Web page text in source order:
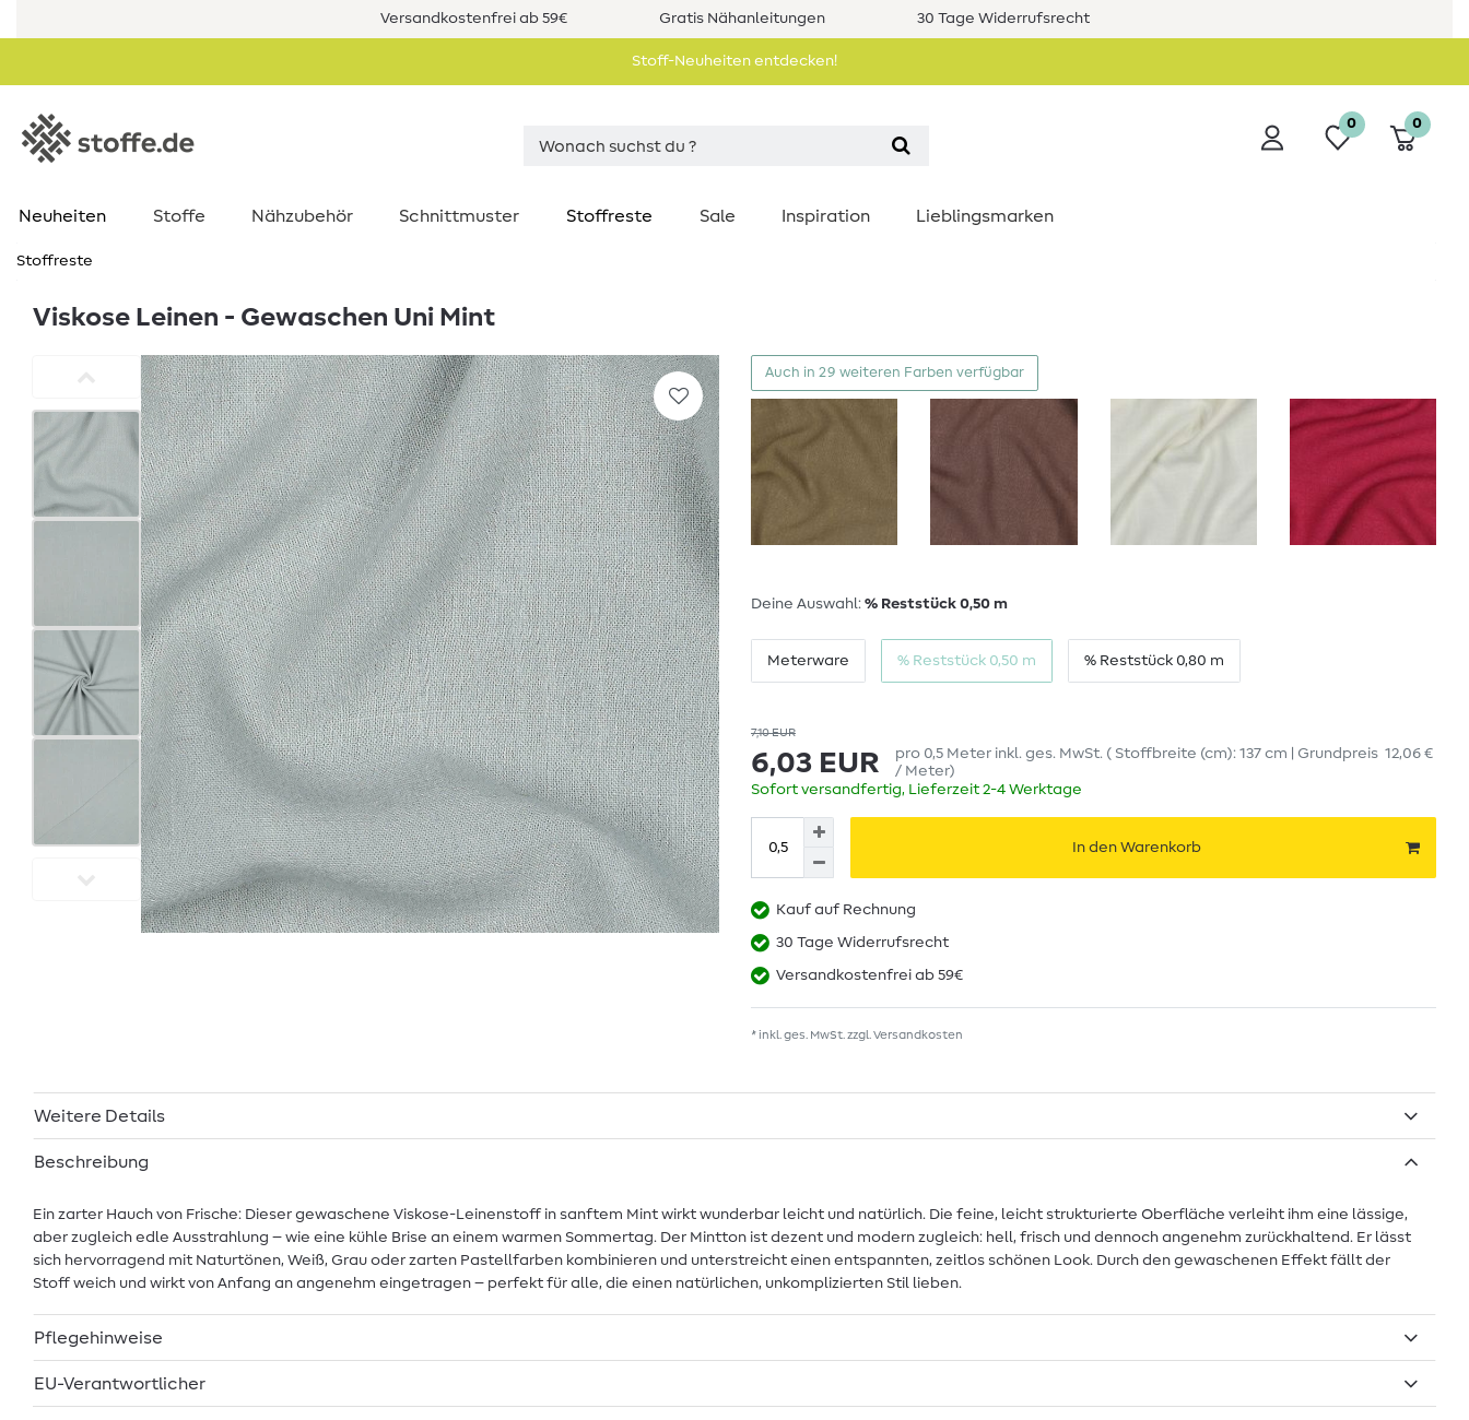
Versandkostenfrei ab 59€ Gratis Nähanleitungen 30 Tage Widerrufsrecht
Stoff-Neuheiten entdecken!
0 0
Neuheiten Stoffe Nähzubehör Schnittmuster Stoffreste Sale Inspiration Lieblingsmarken
Stoffreste
Viskose Leinen - Gewaschen Uni Mint
Auch in 29 weiteren Farben verfügbar
Deine Auswahl: % Reststück 0,50 m
Meterware % Reststück 0,50 m % Reststück 0,80 m
7,10 EUR
6,03 EUR pro 0,5 Meter inkl. ges. MwSt. ( Stoffbreite (cm): 137 cm | Grundpreis 12,06 €
/ Meter)
Sofort versandfertig, Lieferzeit 2-4 Werktage
In den Warenkorb
Kauf auf Rechnung
30 Tage Widerrufsrecht
Versandkostenfrei ab 59€
* inkl. ges. MwSt. zzgl.Versandkosten
Weitere Details
Beschreibung
Ein zarter Hauch von Frische: Dieser gewaschene Viskose-Leinenstoff in sanftem Mint wirkt wunderbar leicht und natürlich. Die feine, leicht strukturierte Oberfläche verleiht ihm eine lässige,
aber zugleich edle Ausstrahlung – wie eine kühle Brise an einem warmen Sommertag. Der Mintton ist dezent und modern zugleich: hell, frisch und dennoch angenehm zurückhaltend. Er lässt
sich hervorragend mit Naturtönen, Weiß, Grau oder zarten Pastellfarben kombinieren und unterstreicht einen entspannten, zeitlos schönen Look. Durch den gewaschenen Effekt fällt der
Stoff weich und wirkt von Anfang an angenehm eingetragen – perfekt für alle, die einen natürlichen, unkomplizierten Stil lieben.
Pflegehinweise
EU-Verantwortlicher